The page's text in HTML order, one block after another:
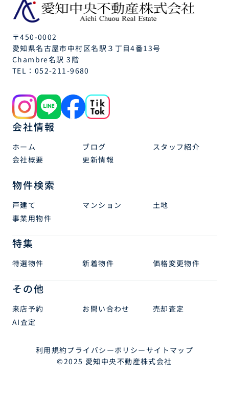
〒450-0002
愛知県名古屋市中村区名駅３丁目4番13号
Chambre名駅 3階
TEL： 052-211-9680
会社情報
ホーム ブログ
スタッフ紹介
会社概要
更新情報
物件検索
戸建て マンション
土地
事業用物件
特集
特選物件 新着物件 価格変更物件
その他
来店予約 お問い合わせ
売却査定
AI査定
利用規約プライバシーポリシーサイトマップ
©2025 愛知中央不動産株式会社